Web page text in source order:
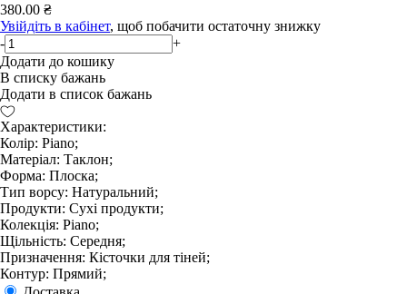
380.00 ₴
Увійдіть в кабінет, щоб побачити остаточну знижку
-
+
Додати до кошику
В списку бажань
Додати в список бажань
Характеристики:
Колір: Piano;
Матеріал: Таклон;
Форма: Плоска;
Тип ворсу: Натуральний;
Продукти: Сухі продукти;
Колекція: Piano;
Щільність: Середня;
Призначення: Кісточки для тіней;
Контур: Прямий;